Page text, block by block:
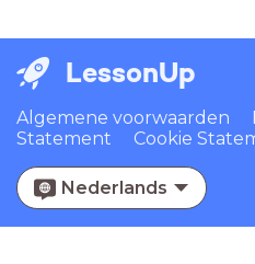
LessonUp
Algemene voorwaarden
Statement
Cookie
Nederlands